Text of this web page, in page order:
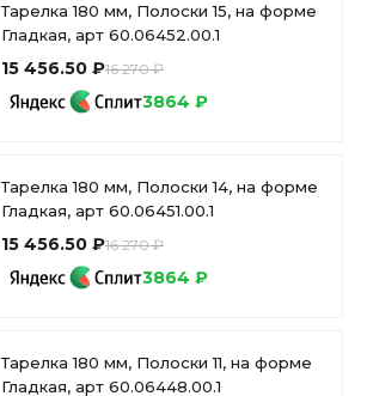
Тарелка 180 мм, Полоски 15, на форме
Гладкая, арт 60.06452.00.1
15 456.50 ₽16 270 ₽
3864 ₽
Тарелка 180 мм, Полоски 14, на форме
Гладкая, арт 60.06451.00.1
15 456.50 ₽16 270 ₽
3864 ₽
Тарелка 180 мм, Полоски 11, на форме
Гладкая, арт 60.06448.00.1